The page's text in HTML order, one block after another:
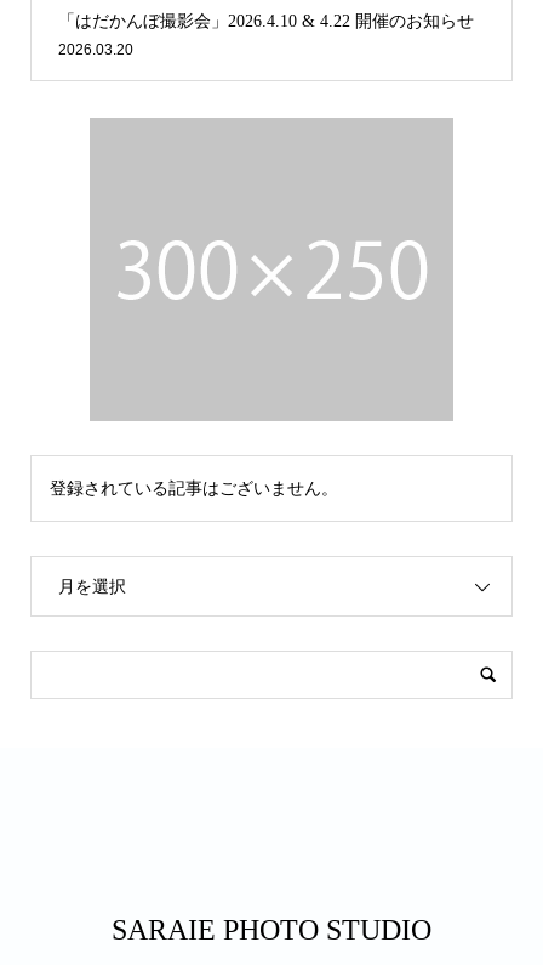
「はだかんぼ撮影会」2026.4.10 & 4.22 開催のお知らせ
2026.03.20
登録されている記事はございません。
月を選択
SARAIE PHOTO STUDIO